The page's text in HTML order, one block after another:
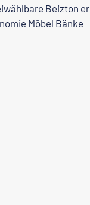
Beizton
Möbel Bänke